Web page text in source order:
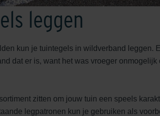
leggen
kun je tuintegels in wildverband
dat er is, want het was vroeger
zitten om jouw tuin een speels
legpatronen kun je gebruiken als